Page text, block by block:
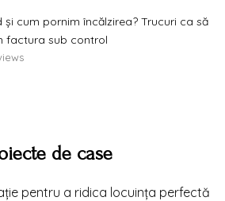
și cum pornim încălzirea? Trucuri ca să
factura sub control
de case
pentru a ridica locuința perfectă